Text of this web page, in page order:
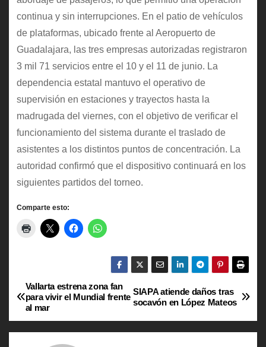
continua y sin interrupciones. En el patio de vehículos
de plataformas, ubicado frente al Aeropuerto de
Guadalajara, las tres empresas autorizadas registraron
3 mil 71 servicios entre el 10 y el 11 de junio. La
dependencia estatal mantuvo el operativo de
supervisión en estaciones y trayectos hasta la
madrugada del viernes, con el objetivo de verificar el
funcionamiento del sistema durante el traslado de
asistentes a los distintos puntos de concentración. La
autoridad confirmó que el dispositivo continuará en los
siguientes partidos del torneo.
Comparte esto:
N
a
SIAPA atiende daños tras
socavón en López Mateos
Vallarta estrena zona fan
para vivir el Mundial frente
al mar